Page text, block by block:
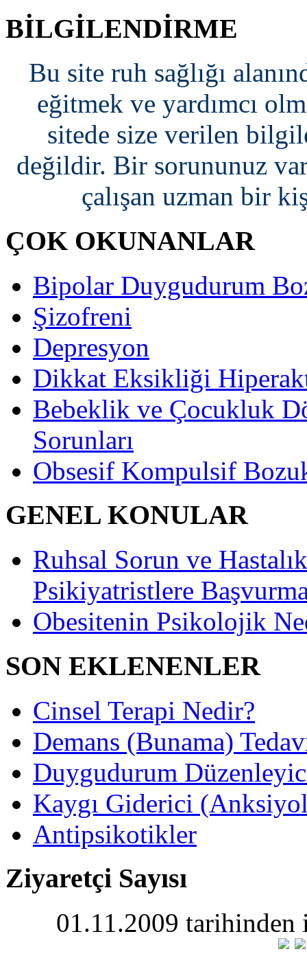
BİLGİLENDİRME
Bu site ruh sağlığı
eğitmek ve yardımcı
sitede size verilen
değildir. Bir sorununuz
çalışan uzman bir
ÇOK OKUNANLAR
Bipolar Duygudurum
Şizofreni
Depresyon
Dikkat Eksikliği
Bebeklik ve Çocukluk
Sorunları
Obsesif Kompulsif
GENEL KONULAR
Ruhsal Sorun ve
Psikiyatristlere
Obesitenin Psikolojik
SON EKLENENLER
Cinsel Terapi Nedir?
Demans (Bunama)
Duygudurum
Kaygı Giderici
Antipsikotikler
Ziyaretçi Sayısı
01.11.2009 tarihinden